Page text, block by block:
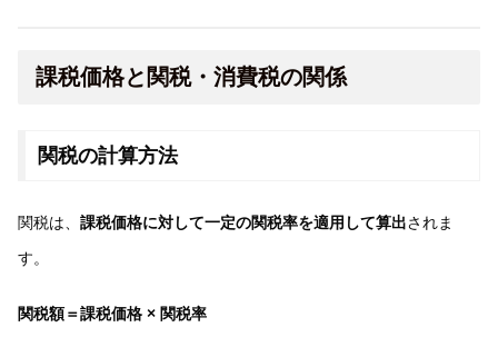
課税価格と関税・消費税の関係
関税の計算方法
関税は、 課税価格に対して一定の関税率を適用して算出されま
す。
関税額＝課税価格 × 関税率